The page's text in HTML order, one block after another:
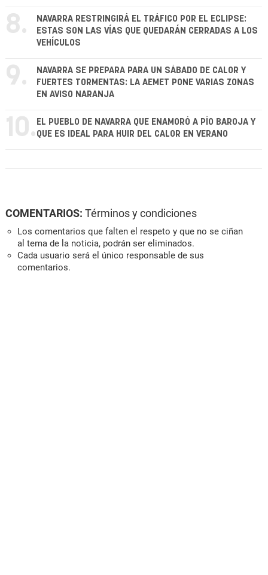
8.
NAVARRA RESTRINGIRÁ EL TRÁFICO POR EL ECLIPSE:
ESTAS SON LAS VÍAS QUE QUEDARÁN CERRADAS A LOS
VEHÍCULOS
9.
NAVARRA SE PREPARA PARA UN SÁBADO DE CALOR Y
FUERTES TORMENTAS: LA AEMET PONE VARIAS ZONAS
EN AVISO NARANJA
10. EL PUEBLO DE NAVARRA QUE ENAMORÓ A PÍO BAROJA Y
QUE ES IDEAL PARA HUIR DEL CALOR EN VERANO
COMENTARIOS: Términos y condiciones
Los comentarios que falten el respeto y que no se ciñan
al tema de la noticia, podrán ser eliminados.
Cada usuario será el único responsable de sus
comentarios.